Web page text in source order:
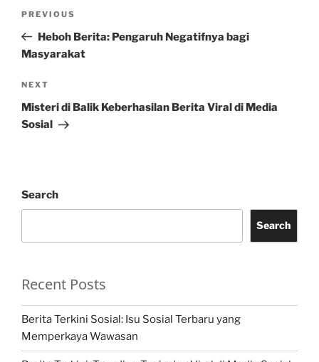
Previous
Post
PREVIOUS
Heboh Berita: Pengaruh Negatifnya bagi
Masyarakat
Next
Post
NEXT
Misteri di Balik Keberhasilan Berita Viral di Media
Sosial
Search
Search
Recent Posts
Berita Terkini Sosial: Isu Sosial Terbaru yang
Memperkaya Wawasan